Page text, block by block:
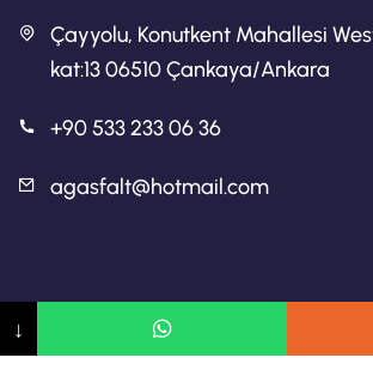
Çayyolu, Konutkent Mahallesi
kat:13 06510 Çankaya/Ankara
+90 533 233 06 36
agasfalt@hotmail.com
Ankara Asfalt
↓